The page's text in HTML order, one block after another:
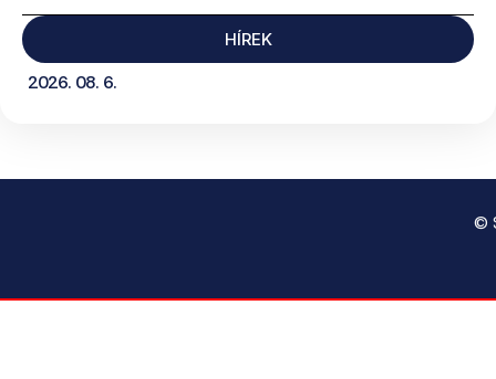
HÍREK
2026. 08. 6.
©